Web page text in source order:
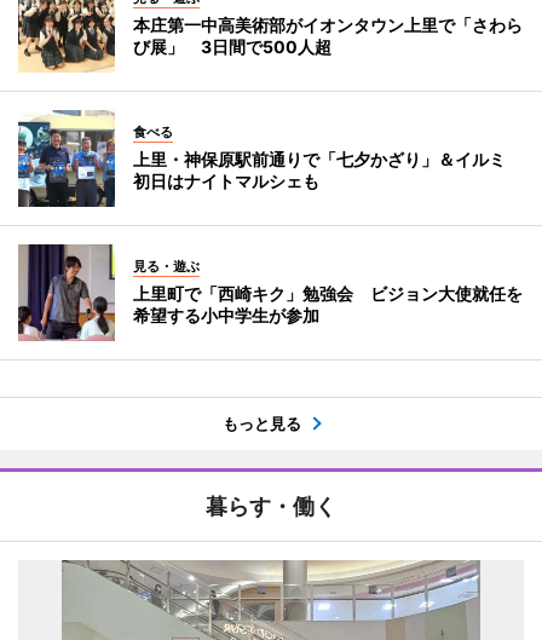
本庄第一中高美術部がイオンタウン上里で「さわら
び展」 3日間で500人超
食べる
上里・神保原駅前通りで「七夕かざり」＆イルミ
初日はナイトマルシェも
見る・遊ぶ
上里町で「西崎キク」勉強会 ビジョン大使就任を
希望する小中学生が参加
もっと見る
暮らす・働く